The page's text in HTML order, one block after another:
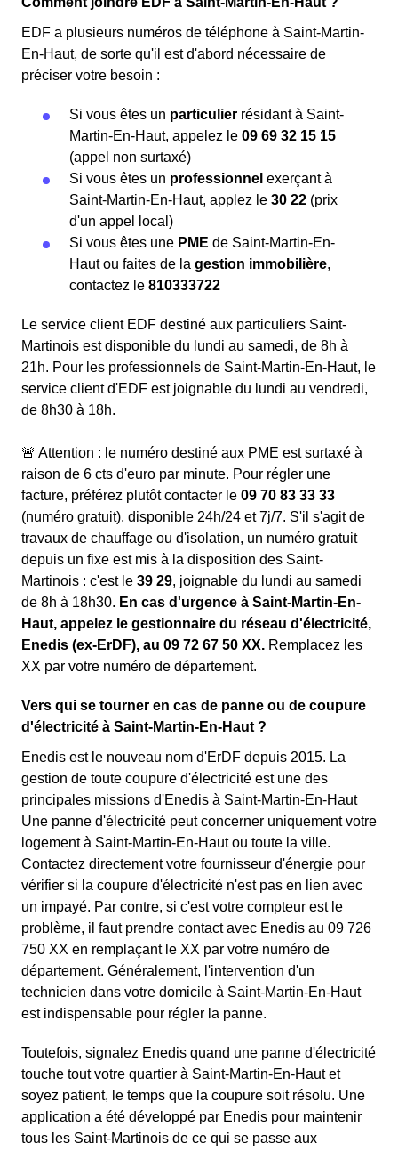
EDF a plusieurs numéros de téléphone à Saint-Martin-
En-Haut, de sorte qu'il est d'abord nécessaire de
préciser votre besoin :
Si vous êtes un particulier résidant à Saint-
Martin-En-Haut, appelez le 09 69 32 15 15
(appel non surtaxé)
Si vous êtes un professionnel exerçant à
Saint-Martin-En-Haut, applez le 30 22 (prix
d'un appel local)
Si vous êtes une PME de Saint-Martin-En-
Haut ou faites de la gestion immobilière,
contactez le 810333722
Le service client EDF destiné aux particuliers Saint-
Martinois est disponible du lundi au samedi, de 8h à
21h. Pour les professionnels de Saint-Martin-En-Haut, le
service client d'EDF est joignable du lundi au vendredi,
de 8h30 à 18h.
🚨 Attention : le numéro destiné aux PME est surtaxé à
raison de 6 cts d'euro par minute. Pour régler une
facture, préférez plutôt contacter le 09 70 83 33 33
(numéro gratuit), disponible 24h/24 et 7j/7. S'il s'agit de
travaux de chauffage ou d'isolation, un numéro gratuit
depuis un fixe est mis à la disposition des Saint-
Martinois : c'est le 39 29, joignable du lundi au samedi
de 8h à 18h30. En cas d'urgence à Saint-Martin-En-
Haut, appelez le gestionnaire du réseau d'électricité,
Enedis (ex-ErDF), au 09 72 67 50 XX. Remplacez les
XX par votre numéro de département.
Vers qui se tourner en cas de panne ou de coupure
d'électricité à Saint-Martin-En-Haut ?
Enedis est le nouveau nom d'ErDF depuis 2015. La
gestion de toute coupure d'électricité est une des
principales missions d'Enedis à Saint-Martin-En-Haut
Une panne d'électricité peut concerner uniquement votre
logement à Saint-Martin-En-Haut ou toute la ville.
Contactez directement votre fournisseur d'énergie pour
vérifier si la coupure d'électricité n'est pas en lien avec
un impayé. Par contre, si c'est votre compteur est le
problème, il faut prendre contact avec Enedis au 09 726
750 XX en remplaçant le XX par votre numéro de
département. Généralement, l'intervention d'un
technicien dans votre domicile à Saint-Martin-En-Haut
est indispensable pour régler la panne.
Toutefois, signalez Enedis quand une panne d'électricité
touche tout votre quartier à Saint-Martin-En-Haut et
soyez patient, le temps que la coupure soit résolu. Une
application a été développé par Enedis pour maintenir
tous les Saint-Martinois de ce qui se passe aux